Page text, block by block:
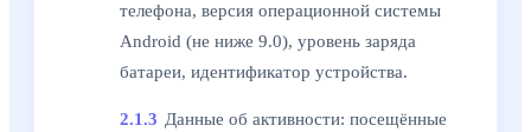
телефона, версия операционной системы
Android (не ниже 9.0), уровень заряда
батареи, идентификатор устройства.
2.1.3 Данные об активности: посещённые